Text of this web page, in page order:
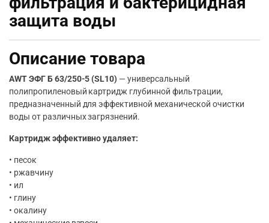
защита воды
Описание товара
AWT ЭФГ Б 63/250-5 (SL10) — универсальный
полипропиленовый картридж глубинной фильтрации,
предназначенный для эффективной механической очистки
воды от различных загрязнений.
Картридж эффективно удаляет:
• песок
• ржавчину
• ил
• глину
• окалину